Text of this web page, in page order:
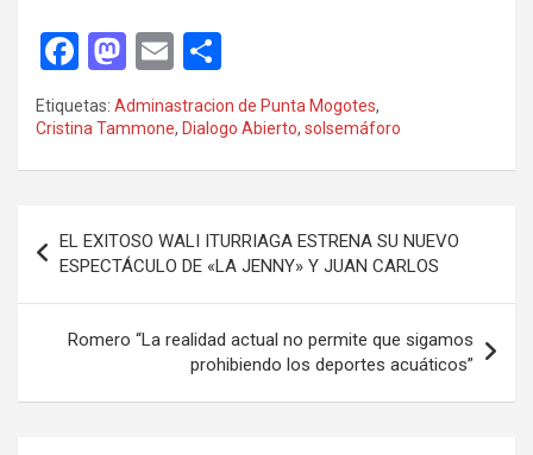
F
a
ce
b
o
k
M
a
st
o
o
n
E
m
ail m
p
tir
Etiquetas: Adminastracion de Punta Mogotes,
Cristina Tammone, Dialogo Abierto, solsemáforo
de
entradas
EL EXITOSO WALI ITURRIAGA ESTRENA SU NUEVO
ESPECTÁCULO DE «LA JENNY» Y JUAN CARLOS
Romero “La realidad actual no permite que sigamos
prohibiendo los deportes acuáticos”